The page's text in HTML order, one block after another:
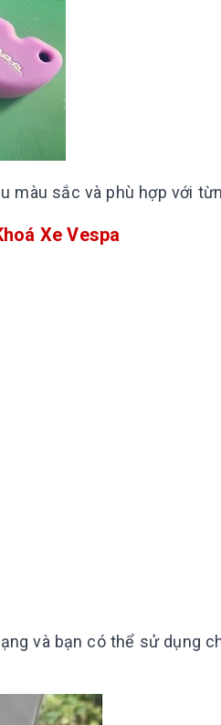
màu sắc và phù hợp với
Xe Vespa
và bạn có thể sử dụng